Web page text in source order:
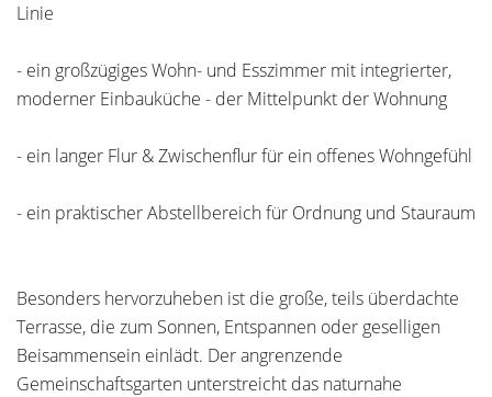
Linie
- ein großzügiges Wohn- und Esszimmer mit integrierter,
moderner Einbauküche - der Mittelpunkt der Wohnung
- ein langer Flur & Zwischenflur für ein offenes Wohngefühl
- ein praktischer Abstellbereich für Ordnung und Stauraum
Besonders hervorzuheben ist die große, teils überdachte
Terrasse, die zum Sonnen, Entspannen oder geselligen
Beisammensein einlädt. Der angrenzende
Gemeinschaftsgarten unterstreicht das naturnahe